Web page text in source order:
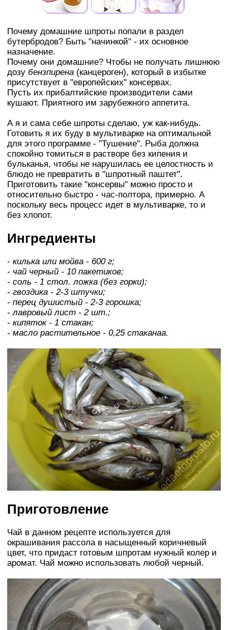
Почему домашние шпроты попали в раздел
бутербродов? Быть "начинкой" - их основное
назначение.
Почему они домашние? Чтобы не получать лишнюю
дозу бензпирена (канцероген), который в избытке
присутствует в "европейских" консервах.
Пусть их прибалтийские производители сами
кушают. Приятного им зарубежного аппетита.
А я и сама себе шпроты сделаю, уж как-нибудь.
Готовить я их буду в мультиварке на оптимальной
для этого программе - "Тушение". Рыба должна
спокойно томиться в растворе без кипения и
бульканья, чтобы не нарушилась ее целостность и
блюдо не превратить в "шпротный паштет".
Приготовить такие "консервы" можно просто и
относительно быстро - час-полтора, примерно. А
поскольку весь процесс идет в мультиварке, то и
без хлопот.
Ингредиенты
- килька или мойва - 600 г;
- чай черный - 10 пакетиков;
- соль - 1 стол. ложка (без горки);
- гвоздика - 2-3 штучки;
- перец душистый - 2-3 горошка;
- лавровый лист - 2 шт.;
- кипяток - 1 стакан;
- масло растительное - 0,25 стаканаа.
Приготовление
Чай в данном рецепте используется для
окрашивания рассола в насыщенный коричневый
цвет, что придаст готовым шпротам нужный колер и
аромат. Чай можно использовать любой черный.